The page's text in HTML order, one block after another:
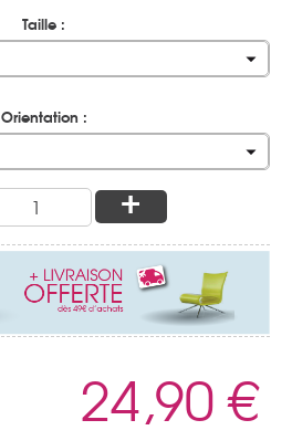
Taille :
Orientation :
+
24,90 €